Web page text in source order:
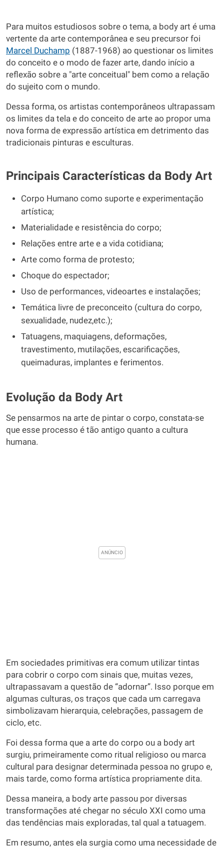
Para muitos estudiosos sobre o tema, a body art é uma
vertente da arte contemporânea e seu precursor foi
Marcel Duchamp (1887-1968) ao questionar os limites
do conceito e o modo de fazer arte, dando início a
reflexão sobre a "arte conceitual" bem como a relação
do sujeito com o mundo.
Dessa forma, os artistas contemporâneos ultrapassam
os limites da tela e do conceito de arte ao propor uma
nova forma de expressão artística em detrimento das
tradicionais pinturas e esculturas.
Principais Características da Body Art
Corpo Humano como suporte e experimentação
artística;
Materialidade e resistência do corpo;
Relações entre arte e a vida cotidiana;
Arte como forma de protesto;
Choque do espectador;
Uso de performances, videoartes e instalações;
Temática livre de preconceito (cultura do corpo,
sexualidade, nudez,etc.);
Tatuagens, maquiagens, deformações,
travestimento, mutilações, escarificações,
queimaduras, implantes e ferimentos.
Evolução da Body Art
Se pensarmos na arte de pintar o corpo, constata-se
que esse processo é tão antigo quanto a cultura
humana.
Em sociedades primitivas era comum utilizar tintas
para cobrir o corpo com sinais que, muitas vezes,
ultrapassavam a questão de “adornar”. Isso porque em
algumas culturas, os traços que cada um carregava
simbolizavam hierarquia, celebrações, passagem de
ciclo, etc.
Foi dessa forma que a arte do corpo ou a body art
surgiu, primeiramente como ritual religioso ou marca
cultural para designar determinada pessoa no grupo e,
mais tarde, como forma artística propriamente dita.
Dessa maneira, a body arte passou por diversas
transformações até chegar no século XXI como uma
das tendências mais exploradas, tal qual a tatuagem.
Em resumo, antes ela surgia como uma necessidade de